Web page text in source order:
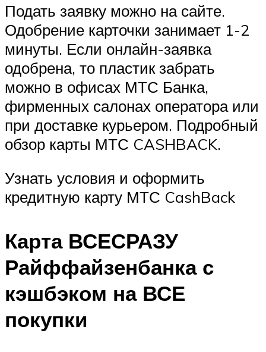
Подать заявку можно на сайте.
Одобрение карточки занимает 1-2
минуты. Если онлайн-заявка
одобрена, то пластик забрать
можно в офисах МТС Банка,
фирменных салонах оператора или
при доставке курьером. Подробный
обзор карты МТС CASHBACK.
Узнать условия и оформить
кредитную карту МТС CashBack
Карта ВСЕСРАЗУ
Райффайзенбанка с
кэшбэком на ВСЕ
покупки